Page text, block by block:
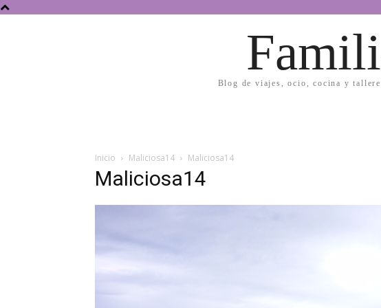
Blog de viajes, ocio, cocina y
Inicio Maliciosa14 Maliciosa14
Maliciosa14